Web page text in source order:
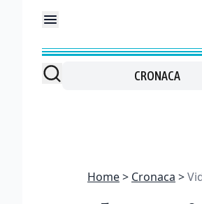
CRONACA
Home Cronaca